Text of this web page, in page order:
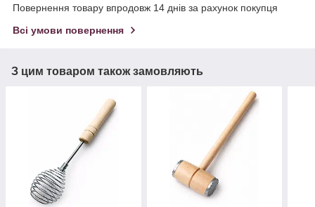
Повернення товару впродовж 14 днів за рахунок покупця
Всі умови повернення
З цим товаром також замовляють